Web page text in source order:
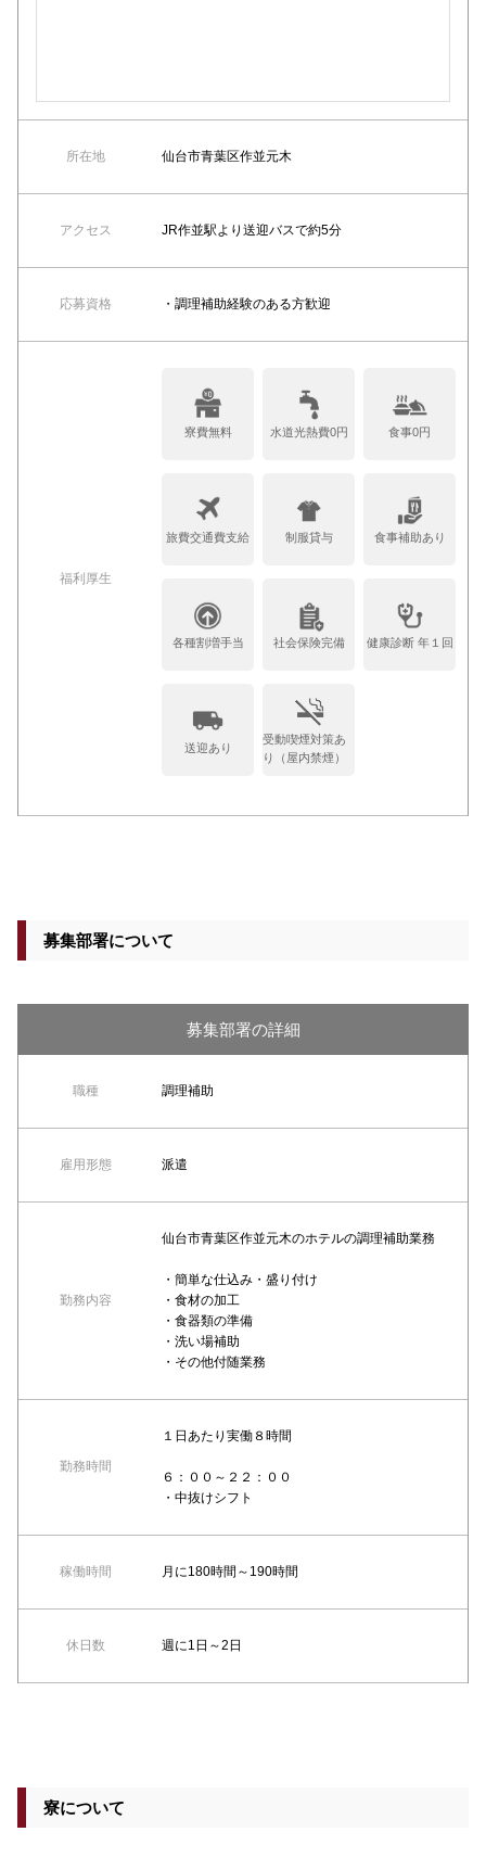
所在地 仙台市青葉区作並元木
アクセス JR作並駅より送迎バスで約5分
応募資格 ・調理補助経験のある方歓迎
福利厚生
寮費無料 水道光熱費0円 食事0円
旅費交通費支給 制服貸与 食事補助あり
各種割増手当 社会保険完備 健康診断 年１回
送迎あり
受動喫煙対策あ
り（屋内禁煙）
募集部署について
募集部署の詳細
職種 調理補助
雇用形態 派遣
勤務内容
仙台市青葉区作並元木のホテルの調理補助業務
・簡単な仕込み・盛り付け
・食材の加工
・食器類の準備
・洗い場補助
・その他付随業務
勤務時間
１日あたり実働８時間
６：００～２２：００
・中抜けシフト
稼働時間 月に180時間～190時間
休日数 週に1日～2日
寮について